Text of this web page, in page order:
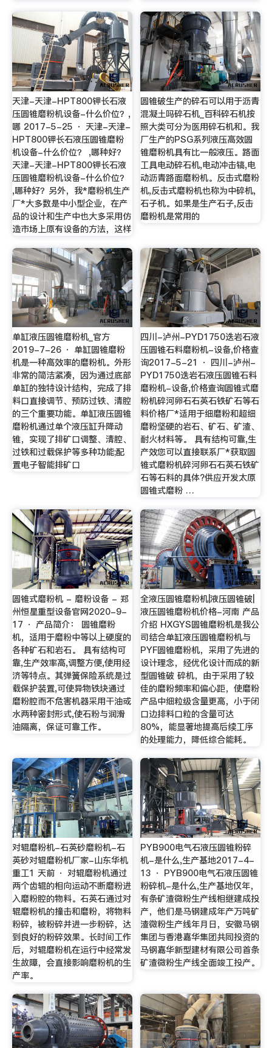
天津-天津-HPT800钾长石液
压圆锥磨粉机设备-什么价位？,
哪 2017-5-25 · 天津-天津-
HPT800钾长石液压圆锥磨粉
机设备-什么价位？ ,哪种好？
天津-天津-HPT800钾长石液
压圆锥磨粉机设备-什么价位？
,哪种好？另外，我*磨粉机生产
厂*大多数是中小型企业，在产
品的设计和生产中也大多采用仿
造市场上原有设备的方法，这样
圆锥破生产的碎石可以用于沥青
混凝土吗碎石机_百科碎石机按
照大类可分为医用碎石机和。我
厂生产的PSG系列液压高效圆
锥磨粉机具有比一般液压。路面
工具电动碎石机,电动冲击镐,电
动沥青路面磨粉机。反击式磨粉
机,反击式磨粉机也称为中碎机,
石子机。如果是生产石子,反击
磨粉机是常用的
单缸液压圆锥磨粉机_官方
2019-7-26 · 单缸圆锥磨粉
机是一种高效率的磨粉机。外形
非常的简洁紧凑，因为通过底部
单缸的独特设计结构，完成了排
料口直接调节、预防过铁、清腔
的三个重要功能。单缸液压圆锥
磨粉机通过单个液压缸升降动
锥，实现了排矿口调整、清腔、
过铁和过载保护等多种功能;配
置电子智能排矿口
四川-泸州-PYD1750迭岩石液
压圆锥石料磨粉机-设备,价格查
询2017-5-21 · 四川-泸州-
PYD1750迭岩石液压圆锥石料
磨粉机-设备,价格查询圆锥式磨
粉机碎河卵石石英石铁矿石等石
料价格厂*适用于细磨粉和超细
磨粉坚硬的岩石、矿石、矿渣、
耐火材料等。 具有结构可靠,生
产效您可以直接联系厂*获取圆
锥式磨粉机碎河卵石石英石铁矿
石等石料的具体?供应开发太原
圆锥式磨粉 …
圆锥式磨粉机 - 磨粉设备 - 郑
州恒星重型设备官网2020-9-
17 · 产品简介： 圆锥磨粉
机，适用于磨粉中等以上硬度的
各种矿石和岩石。 具有结构可
靠,生产效率高,调整方便,使用经
济等特点。其弹簧保险系统是过
载保护装置,可使异物铁块通过
磨粉腔而不危害机器采用干油或
水两种密封形式,使石粉与润滑
油隔离，保证可靠工作。
全液压圆锥磨粉机|液压圆锥破|
液压圆锥磨粉机价格-河南 产品
介绍 HXGYS圆锥磨粉机是我公
司结合单缸液压圆锥磨粉机与
PYF圆锥磨粉机，采用了先进的
设计理念，经优化设计而成的新
型圆锥破 碎机，由于采用了较
佳的磨粉频率和偏心距，使磨粉
产品中细粒级含量更高，小于闭
口边排料口粒的含量可达
80%，能显著地提高后续工序
的处理能力，降低综合能耗。
对辊磨粉机-石英砂磨粉机-石
英砂对辊磨粉机厂家-山东华机
重工1 天前 · 对辊磨粉机通过
两个齿辊的相向运动不断磨粉进
入磨粉腔的物料。石英石通过对
辊磨粉机的撞击和磨粉，将物料
粉碎，被粉碎并进一步粉碎，达
到良好的粉碎效果。长时间工作
后，对辊磨粉机在运行中经常发
生故障，会直接影响磨粉机的生
产率。
PYB900电气石液压圆锥粉碎
机-是什么,生产基地2017-4-
13 · PYB900电气石液压圆锥
粉碎机-是什么,生产基地仅年，
有条矿渣微粉生产线相继建成投
产，他们是马钢建成年产万吨矿
渣微粉生产线年月日，安徽马钢
集团与香港嘉华集团共同投资的
马钢嘉华新型建材有限公司首条
矿渣微粉生产线全面竣工投产。